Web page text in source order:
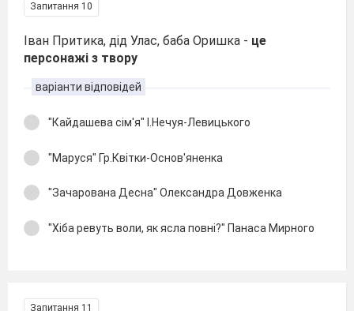
Запитання 10
Іван Притика, дід Улас, баба Оришка - це
персонажі з твору
варіанти відповідей
"Кайдашева сім'я" І.Нечуя-Левицького
"Маруся" Гр.Квітки-Основ'яненка
"Зачарована Десна" Олександра Довженка
"Хіба ревуть воли, як ясла повні?" Панаса Мирного
Запитання 11